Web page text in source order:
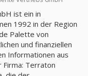
ist ein in
1992 in der Region
Palette von
und finanziellen
Informationen aus
Firma: Terraton